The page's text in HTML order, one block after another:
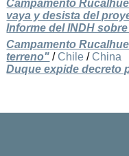
Campamento
vaya y desista del
Informe del INDH
Campamento
terreno" / Chile / China
Duque expide decreto